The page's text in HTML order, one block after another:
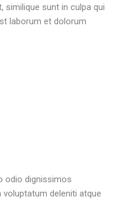
similique sunt in culpa qui
laborum et dolorum
odio dignissimos
deleniti atque